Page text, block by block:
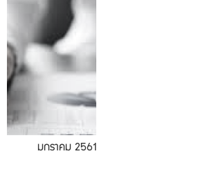
มกราคม 2561